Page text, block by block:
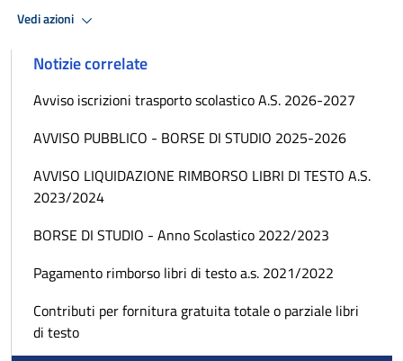
Vedi azioni
Notizie correlate
Avviso iscrizioni trasporto scolastico A.S. 2026-2027
AVVISO PUBBLICO - BORSE DI STUDIO 2025-2026
AVVISO LIQUIDAZIONE RIMBORSO LIBRI DI TESTO A.S.
2023/2024
BORSE DI STUDIO - Anno Scolastico 2022/2023
Pagamento rimborso libri di testo a.s. 2021/2022
Contributi per fornitura gratuita totale o parziale libri
di testo